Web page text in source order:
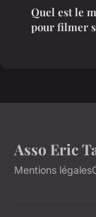
Quel est le
pour filmer
Asso Eric
Mentions légales